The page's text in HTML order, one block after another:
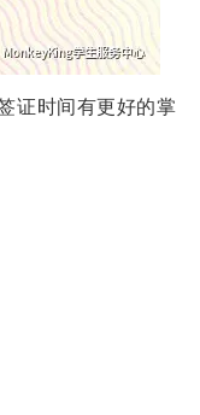
证时间有更好的掌